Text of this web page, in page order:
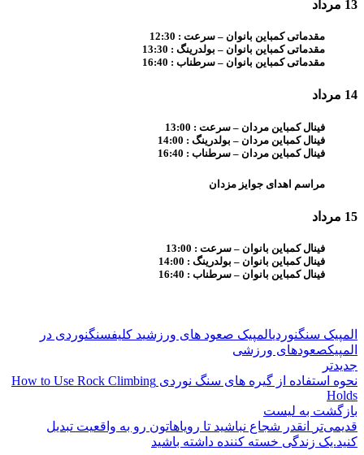
13 مرداد
مقدماتی کمباین بانوان – سرعت : 12:30
مقدماتی کمباین بانوان – بولدرینگ : 13:30
مقدماتی کمباین بانوان – سرطناب : 16:40
14 مرداد
فینال کمباین مردان – سرعت : 13:00
فینال کمباین مردان – بولدرینگ : 14:00
فینال کمباین مردان – سرطناب : 16:40
مراسم اهدای جوایز مزدان
15 مرداد
فینال کمباین بانوان – سرعت : 13:00
فینال کمباین بانوان – بولدرینگ : 14:00
فینال کمباین بانوان – سرطناب : 16:40
المپیک سنگنوردیالمپیک صعود های ورزشید کلیفسنگنوردی در
المپیکصعودهای ورزشی
جدیدتر
نحوه استفاده از گیره های سنگ نوردی How to Use Rock Climbing
Holds
بازگشت به لیست
قدیمی‌تر
انقدر شجاع نباشید تا رویاهاتون رو به واقعیت تبدیل
کنید.یک زندگی خسته کننده داشته باشید